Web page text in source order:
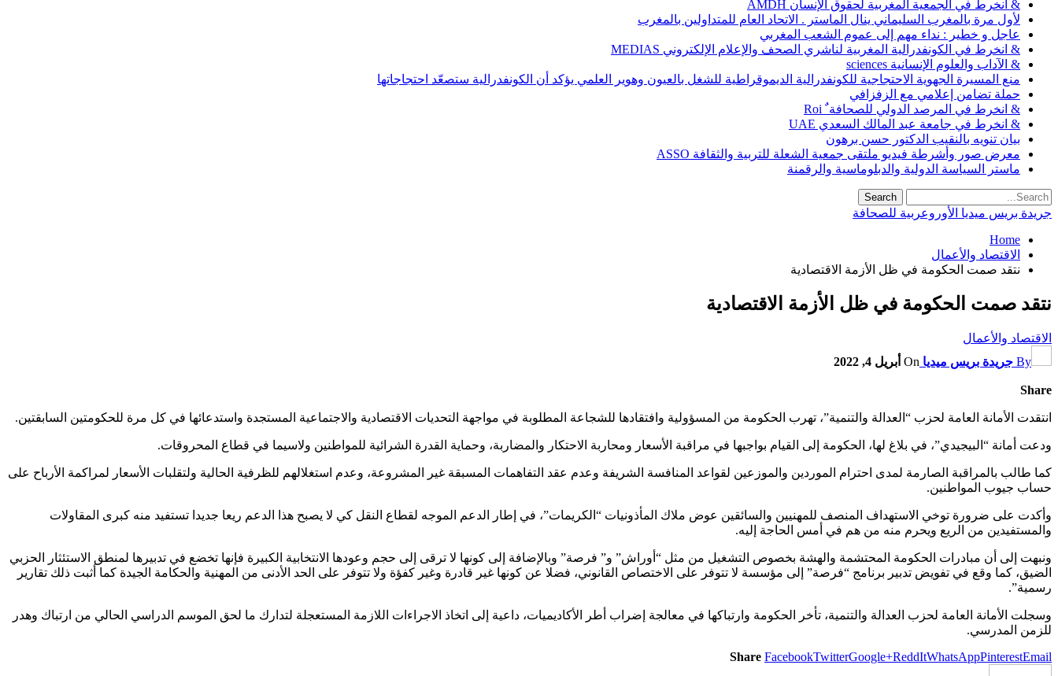
& انخرط في الجمعية المغربية لحقوق الإنسان AMDH
لأول مرة بالمغرب السليماني ينال الماستر . الاتحاد العام للمتداولين بالمغرب
عاجل و خطير : نداء مهم إلى عموم الشعب المغربي
& انخرط في الكونفدرالية المغربية لناشري الصحف والإعلام الإلكتروني MEDIAS
& الآداب والعلوم الإنسانية sciences
منع المسيرة الجهوية الاحتجاجية للكونفدرالية الديموقراطية للشغل بالعيون وهوير العلمي يؤكد أن الكونفدرالية ستصعّد احتجاجاتها
حملة تضامن إعلامي مع الزفزافي
& انخرط في المرصد الدولي للصحافة ٌ Roi
& انخرط في جامعة عبد المالك السعدي UAE
بيان تنويه بالنقيب الدكتور حسن برهون
معرض صور وأشرطة فيديو ملتقى جمعية الشعلة للتربية والثقافة ASSO
ماستر السياسة الدولية والدبلوماسية والرقمنة
جريدة بريس ميديا الأوروعربية للصحافة
Home
الاقتصاد والأعمال
نتقد صمت الحكومة في ظل الأزمة الاقتصادية
نتقد صمت الحكومة في ظل الأزمة الاقتصادية
الاقتصاد والأعمال
By جريدة بريس ميديا On أبريل 4, 2022
Share
انتقدت الأمانة العامة لحزب “العدالة والتنمية”، تهرب الحكومة من المسؤولية وافتقادها للشجاعة المطلوبة في مواجهة التحديات الاقتصادية والاجتماعية المستجدة واستدعائها في كل مرة للحكومتين السابقتين.
ودعت أمانة “البيجيدي”، في بلاغ لها، الحكومة إلى القيام بواجبها في مراقبة الأسعار ومحاربة الاحتكار والمضاربة، وحماية القدرة الشرائية للمواطنين ولاسيما في قطاع المحروقات.
كما طالب بالمراقبة الصارمة لمدى احترام الموردين والموزعين لقواعد المنافسة الشريفة وعدم عقد التفاهمات المسبقة غير المشروعة، وعدم استغلالهم للظرفية الحالية ولتقلبات الأسعار لمراكمة الأرباح على
حساب جيوب المواطنين.
وأكدت على ضرورة توخي الاستهداف المنصف للمهنيين والسائقين عوض ملاك المأذونيات “الكريمات”، في إطار الدعم الموجه لقطاع النقل كي لا يصبح هذا الدعم ريعا جديدا تستفيد منه كبرى المقاولات
والمستفيدين من الريع ويحرم منه من هم في أمس الحاجة إليه.
ونبهت إلى أن مبادرات الحكومة المحتشمة والهشة بخصوص التشغيل من مثل “أوراش” و” فرصة” وبالإضافة إلى كونها لا ترقى إلى حجم وعودها الانتخابية الكبيرة فإنها تخضع في تدبيرها لمنطق الاستئثار الحزبي
الضيق، كما وقع في تفويض تدبير برنامج “فرصة” إلى مؤسسة لا تتوفر على الاختصاص القانوني، فضلا عن كونها غير قادرة وغير كفؤة ولا تتوفر على الحد الأدنى من المهنية والحكامة الجيدة كما أثبت ذلك تقارير
رسمية”.
وسجلت الأمانة العامة لحزب العدالة والتنمية، تأخر الحكومة وارتباكها في معالجة إضراب أطر الأكاديميات، داعية إلى اتخاذ الاجراءات اللازمة المستعجلة لتدارك ما لحق الموسم الدراسي الحالي من ارتباك وهدر
للزمن المدرسي.
Share FacebookTwitterGoogle+ReddItWhatsAppPinterestEmail